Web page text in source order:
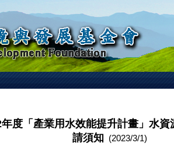
度「產業用水效能提升計畫」水
請須知 (2023/3/1)